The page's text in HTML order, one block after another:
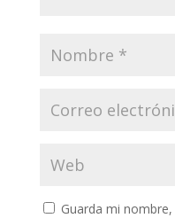
Guarda mi